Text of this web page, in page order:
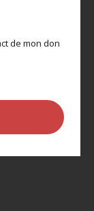
de mon don